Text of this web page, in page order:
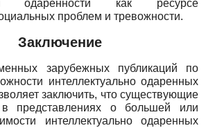
одаренности как ресурсе
проблем и тревожности.
Заключение
зарубежных публикаций по
интеллектуально одаренных
заключить, что существующие
в представлениях о большей или
интеллектуально одаренных